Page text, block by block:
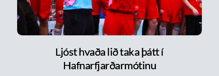
Ljóst hvaða lið taka þátt í
Hafnarfjarðarmótinu